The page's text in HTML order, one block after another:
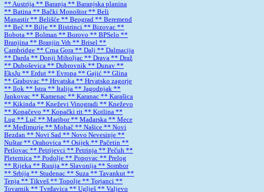
** Austrija ** Baranja ** Baranjska planina
** Batina ** Bački Monoštor** Beli
Manastir** Belišće ** Beograd ** Beremend
** Beč ** Bilje ** Bistrinci ** Bizovac **
Bobota ** Bolman ** Borovo ** BPSelo **
Branjina ** Branjin Vrh ** Brisel **
Cambridge ** Crna Gora ** Dalj ** Dalmacija
** Darda ** Donji Miholjac ** Drava ** Draž
** Duboševica ** Dubrovnik ** Dunav **
EksJu ** Erdut ** Evropa ** Gajić ** Glina
** Grabovac ** Hrvatska ** Hrvatsko zagorje
** Ilok ** Istra ** Italija ** Jagodnjak **
Jankovac ** Kamenac ** Karanac ** Karašica
** Kikinda ** Kneževi Vinogradi ** Kneževo
** Kopačevo ** Kopački rit ** Kotlina **
Lug ** Luč ** Maribor** Mađarska ** Mece
** Međimurje ** Mohač ** Našice ** Novi
Bezdan ** Novi Sad ** Novo Nevesinje **
Nuštar** Orahovica ** Osijek ** Pačetin **
Petlovac ** Petrijevci ** Petrinja ** Pečuh **
Pleternica ** Podolje ** Popovac ** Prelog
** Rijeka ** Rusija ** Slavonija ** Sombor
** Srbija ** Studenac ** Suza ** Tavankut **
Tenja ** Tikveš ** Topolje ** Torjanci **
Tovarnik ** Tvrđavica ** Uglješ ** Valjevo